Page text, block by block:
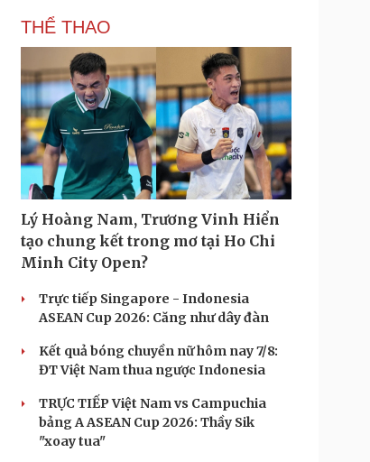
THỂ THAO
Lý Hoàng Nam, Trương Vinh Hiển
tạo chung kết trong mơ tại Ho Chi
Minh City Open?
Trực tiếp Singapore - Indonesia
ASEAN Cup 2026: Căng như dây đàn
Kết quả bóng chuyền nữ hôm nay 7/8:
ĐT Việt Nam thua ngược Indonesia
TRỰC TIẾP Việt Nam vs Campuchia
bảng A ASEAN Cup 2026: Thầy Sik
"xoay tua"